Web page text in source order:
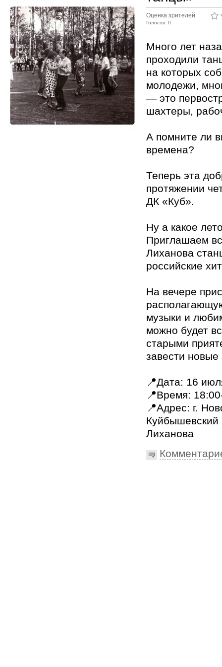
Оценка зрителей:
Голосов: 0
Много лет
проходили
на которых
молодежи,
— это
шахтеры,
А помните ли
времена?
Теперь эта
протяжении
ДК «Куб».
Ну а какое
Приглашаем
Лиханова
российские
На вечере
музыки и
можно будет
старыми
завести новые
📍Дата: 16
📍Время:
📍Адрес: г.
Лиханова